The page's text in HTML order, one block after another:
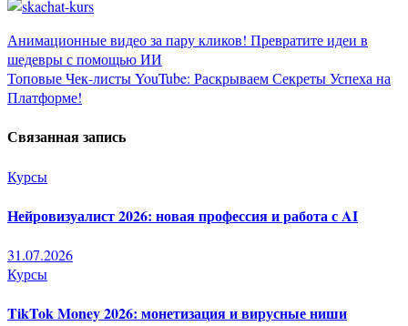
Навигация
по
записям
Анимационные видео за пару кликов! Превратите идеи в
шедевры с помощью ИИ
Топовые Чек-листы YouTube: Раскрываем Секреты Успеха на
Платформе!
Связанная запись
Курсы
Нейровизуалист 2026: новая профессия и работа с AI
31.07.2026
Курсы
TikTok Money 2026: монетизация и вирусные ниши